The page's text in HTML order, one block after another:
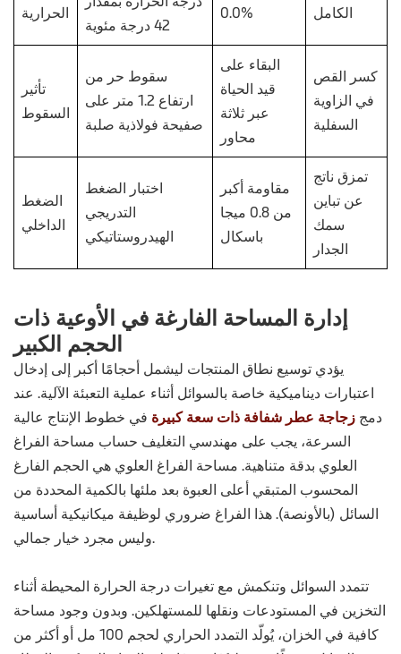
الحرارية
42 درجة مئوية
0.0%
الكامل
تأثير
السقوط
سقوط حر من
ارتفاع 1.2 متر على
صفيحة فولاذية صلبة
البقاء على
قيد الحياة
عبر ثلاثة
محاور
كسر القص
في الزاوية
السفلية
الضغط
الداخلي
اختبار الضغط
التدريجي
الهيدروستاتيكي
مقاومة أكبر
من 0.8 ميجا
باسكال
تمزق ناتج
عن تباين
سمك
الجدار
إدارة المساحة الفارغة في الأوعية ذات
الحجم الكبير
يؤدي توسيع نطاق المنتجات ليشمل أحجامًا أكبر إلى إدخال
اعتبارات ديناميكية خاصة بالسوائل أثناء عملية التعبئة الآلية. عند
دمج زجاجة عطر شفافة ذات سعة كبيرة في خطوط الإنتاج عالية
السرعة، يجب على مهندسي التغليف حساب مساحة الفراغ
العلوي بدقة متناهية. مساحة الفراغ العلوي هي الحجم الفارغ
المحسوب المتبقي أعلى العبوة بعد ملئها بالكمية المحددة من
السائل (بالأونصة). هذا الفراغ ضروري لوظيفة ميكانيكية أساسية
وليس مجرد خيار جمالي.
تتمدد السوائل وتنكمش مع تغيرات درجة الحرارة المحيطة أثناء
التخزين في المستودعات ونقلها للمستهلكين. وبدون وجود مساحة
كافية في الخزان، يُولّد التمدد الحراري لحجم 100 مل أو أكثر من